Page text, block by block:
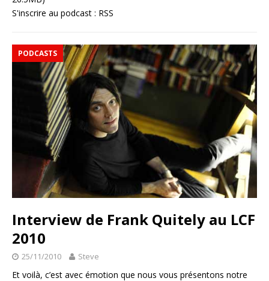
S'inscrire au podcast : RSS
PODCASTS
Interview de Frank Quitely au LCF
2010
25/11/2010 Steve
Et voilà, c’est avec émotion que nous vous présentons notre